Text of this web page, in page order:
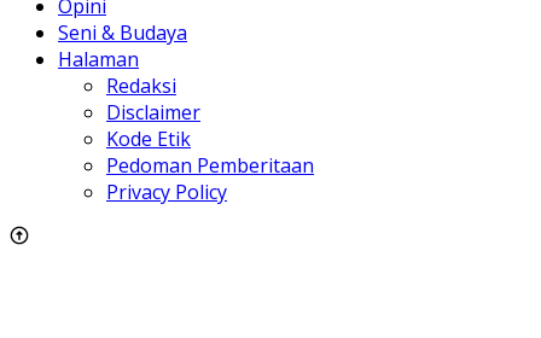
Disclaimer
Kode Etik
Pedoman Pemberitaan
Privacy Policy